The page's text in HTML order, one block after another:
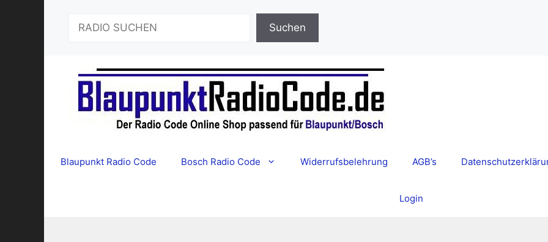
Suchen
Blaupunkt Radio Code Bosch Radio Code Widerrufsbelehrung AGB’s
Login